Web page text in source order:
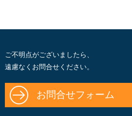
ご不明点がございましたら、
遠慮なくお問合せください。
お問合せフォーム